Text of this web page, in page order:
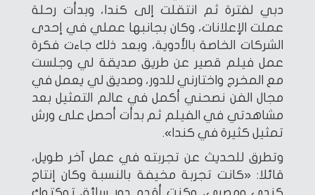
دبي لفترة ثم انتقلت إلى كندا، وبدأت رحلة
عملت الإعلانات، وكان بجانبها عملي في إحدى
الشركات الخاصة بالأدوية، وبعد ذلك جاءت فكرة
عمل فيلم قصير عن طريق صديقة لي وجلست
مع المخرج واختارني للدور، وصديق لي يعمل في
مجال الفن نصحني أكمل في عالم التمثيل بعد
مشاهدتي في الفيلم ثم بدأت أحصل على ورش
تمثيل كثيرة في كندا».
وتطرق للحديث عن تجربته في عمل آخر طويل،
قائلا: «كانت تجربة مخيفة بالنسبة وكان إنتاج